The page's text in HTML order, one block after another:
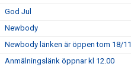
God Jul
Newbody
Newbody länken är öppen tom 18/11
Anmälningslänk öppnar kl 12.00